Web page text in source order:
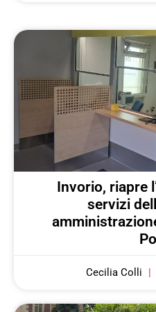
Invorio, riapre
servizi
Cecilia Colli